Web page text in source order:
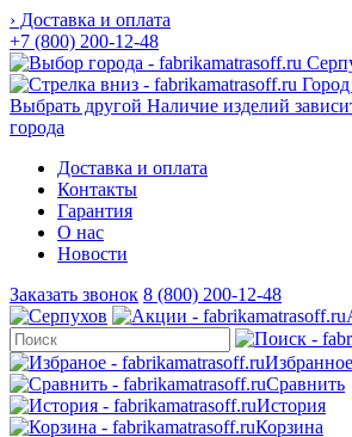
› Доставка и оплата
+7 (800) 200-12-48
Город
Выбрать другой Наличие изделий
города
Доставка и оплата
Контакты
Гарантия
О нас
Новости
Заказать звонок 8 (800) 200-12-48
Избранное
Сравнить
История
Корзина